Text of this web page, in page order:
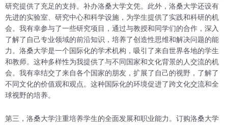
研究提供了充足的支持。补办洛桑大学文凭。此外，洛桑大学还设有
先进的实验室、研究中心和科学设施，为学生提供了实践和科研的机
会。我有幸参与了一些研究项目，通过与教授和同学们的合作，深入
了解了自己专业领域的前沿知识，培养了创造性思维和解决问题的能
力。洛桑大学是一个国际化的学术机构，吸引了来自世界各地的学生
和教师。这种多样性为我提供了与不同国家和文化背景的人交流的机
会。我有幸结交了来自各个国家的朋友，扩展了自己的视野，了解了
不同文化的价值观和观点。这种国际化的环境促进了跨文化交流和全
球视野的培养。
第三，洛桑大学注重培养学生的全面发展和职业能力。订购洛桑大学